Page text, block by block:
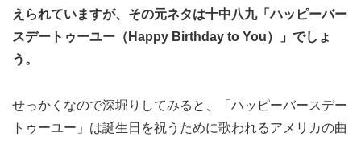
えられていますが、その元ネタは十中八九「ハッピーバー
スデートゥーユー（Happy Birthday to You）」でしょ
う。
せっかくなので深堀りしてみると、「ハッピーバースデー
トゥーユー」は誕生日を祝うために歌われるアメリカの曲